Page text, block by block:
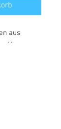
aus
Happen